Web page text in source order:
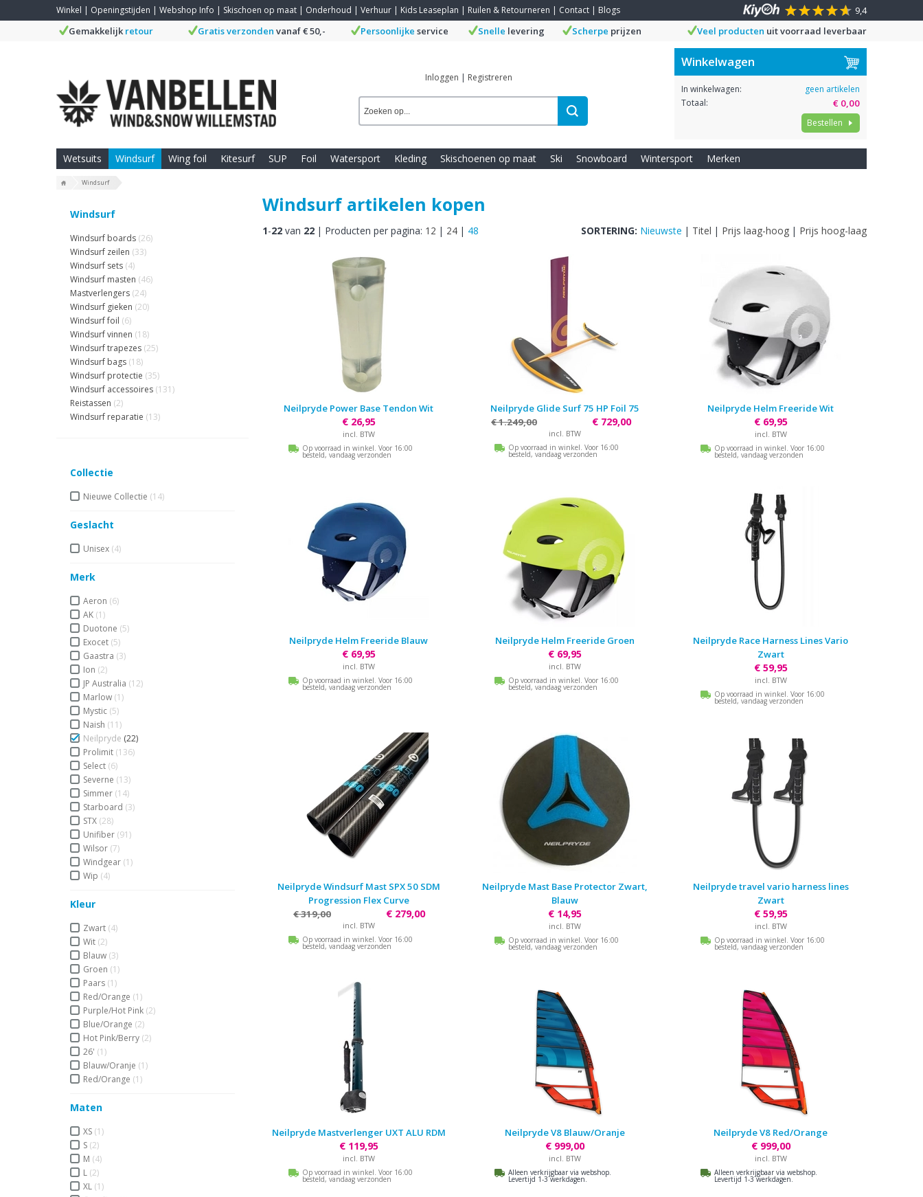
Winkel | Openingstijden | Webshop Info | Skischoen op maat | Onderhoud | Verhuur | Kids Leaseplan | Ruilen & Retourneren | Contact | Blogs
9,4
Gemakkelijk retour Gratis verzonden vanaf € 50,- Persoonlijke service Snelle levering Scherpe prijzen Veel producten uit voorraad leverbaar
Inloggen | Registreren
Winkelwagen
In winkelwagen:
geen artikelen
Totaal:
€ 0,00
Bestellen
Wetsuits Windsurf Wing foil Kitesurf SUP Foil Watersport Kleding Skischoenen op maat Ski Snowboard Wintersport Merken
Windsurf
Windsurf
Windsurf boards (26)
Windsurf zeilen (33)
Windsurf sets (4)
Windsurf masten (46)
Mastverlengers (24)
Windsurf gieken (20)
Windsurf foil (6)
Windsurf vinnen (18)
Windsurf trapezes (25)
Windsurf bags (18)
Windsurf protectie (35)
Windsurf accessoires (131)
Reistassen (2)
Windsurf reparatie (13)
Collectie
Nieuwe Collectie (14)
Geslacht
Unisex (4)
Merk
Aeron (6)
AK (1)
Duotone (5)
Exocet (5)
Gaastra (3)
Ion (2)
JP Australia (12)
Marlow (1)
Mystic (5)
Naish (11)
Neilpryde (22)
Prolimit (136)
Select (6)
Severne (13)
Simmer (14)
Starboard (3)
STX (28)
Unifiber (91)
Wilsor (7)
Windgear (1)
Wip (4)
Kleur
Zwart (4)
Wit (2)
Blauw (3)
Groen (1)
Paars (1)
Red/Orange (1)
Purple/Hot Pink (2)
Blue/Orange (2)
Hot Pink/Berry (2)
26' (1)
Blauw/Oranje (1)
Red/Orange (1)
Maten
XS (1)
S (2)
M (4)
L (2)
XL (1)
Windsurf artikelen kopen
1-22 van 22 | Producten per pagina: 12 | 24 | 48 SORTERING: Nieuwste | Titel | Prijs laag-hoog | Prijs hoog-laag
Neilpryde Power Base Tendon Wit
€ 26,95
incl. BTW
Op voorraad in winkel. Voor 16:00
besteld, vandaag verzonden
Neilpryde Glide Surf 75 HP Foil 75
€ 1.249,00
€ 729,00
incl. BTW
Op voorraad in winkel. Voor 16:00
besteld, vandaag verzonden
Neilpryde Helm Freeride Wit
€ 69,95
incl. BTW
Op voorraad in winkel. Voor 16:00
besteld, vandaag verzonden
Neilpryde Helm Freeride Blauw
€ 69,95
incl. BTW
Op voorraad in winkel. Voor 16:00
besteld, vandaag verzonden
Neilpryde Helm Freeride Groen
€ 69,95
incl. BTW
Op voorraad in winkel. Voor 16:00
besteld, vandaag verzonden
Neilpryde Race Harness Lines Vario
Zwart
€ 59,95
incl. BTW
Op voorraad in winkel. Voor 16:00
besteld, vandaag verzonden
Neilpryde Windsurf Mast SPX 50 SDM
Progression Flex Curve
€ 319,00
€ 279,00
incl. BTW
Op voorraad in winkel. Voor 16:00
besteld, vandaag verzonden
Neilpryde Mast Base Protector Zwart,
Blauw
€ 14,95
incl. BTW
Op voorraad in winkel. Voor 16:00
besteld, vandaag verzonden
Neilpryde travel vario harness lines
Zwart
€ 59,95
incl. BTW
Op voorraad in winkel. Voor 16:00
besteld, vandaag verzonden
Neilpryde Mastverlenger UXT ALU RDM
€ 119,95
incl. BTW
Op voorraad in winkel. Voor 16:00
besteld, vandaag verzonden
Neilpryde V8 Blauw/Oranje
€ 999,00
incl. BTW
Alleen verkrijgbaar via webshop.
Levertijd 1-3 werkdagen.
Neilpryde V8 Red/Orange
€ 999,00
incl. BTW
Alleen verkrijgbaar via webshop.
Levertijd 1-3 werkdagen.